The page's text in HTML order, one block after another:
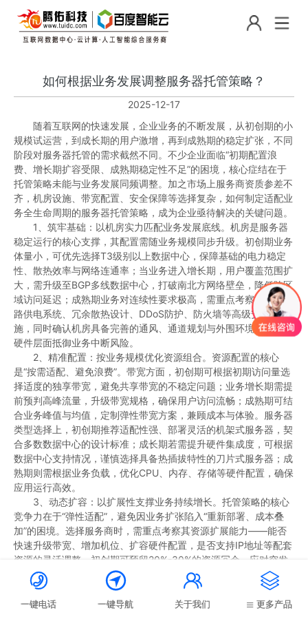
如何根据业务发展调整服务器托管策略？
2025-12-17
随着互联网的快速发展，企业业务的不断发展，从初创期的小
规模试运营，到成长期的用户激增，再到成熟期的稳定扩张，不同
阶段对服务器托管的需求截然不同。不少企业面临“初期配置浪
费、增长期扩容受限、成熟期稳定性不足”的困境，核心症结在于
托管策略未能与业务发展同频调整。加之市场上服务商资质参差不
齐，机房设施、带宽配置、安全保障等选择复杂，如何制定适配业
务全生命周期的服务器托管策略，成为企业亟待解决的关键问题。
1、筑牢基础：以机房实力匹配业务发展底线。机房是服务器
稳定运行的核心支撑，其配置需随业务规模同步升级。初创期业务
体量小，可优先选择T3级别以上数据中心，保障基础的电力稳定
性、散热效率与网络连通率；当业务进入增长期，用户覆盖范围扩
大，需升级至BGP多线数据中心，打破南北方网络壁垒，降低跨区
域访问延迟；成熟期业务对连续性要求极高，需重点考察机房的双
路供电系统、冗余散热设计、DDoS防护、防火墙等高级安全措
施，同时确认机房具备完善的通风、通道规划与外围环境管控，从
硬件层面抵御业务中断风险。
2、精准配置：按业务规模优化资源组合。资源配置的核心
是“按需适配、避免浪费”。带宽方面，初创期可根据初期访问量选
择适度的独享带宽，避免共享带宽的不稳定问题；业务增长期需提
前预判高峰流量，升级带宽规格，确保用户访问流畅；成熟期可结
合业务峰值与均值，定制弹性带宽方案，兼顾成本与体验。服务器
类型选择上，初创期推荐适配性强、部署灵活的机架式服务器，契
合多数数据中心的设计标准；成长期若需提升硬件集成度，可根据
数据中心支持情况，谨慎选择具备热插拔特性的刀片式服务器；成
熟期则需根据业务负载，优化CPU、内存、存储等硬件配置，确保
应用运行高效。
3、动态扩容：以扩展性支撑业务持续增长。托管策略的核心
竞争力在于“弹性适配”，避免因业务扩张陷入“重新部署、成本叠
加”的困境。选择服务商时，需重点考察其资源扩展能力——能否
快速升级带宽、增加机位、扩容硬件配置，是否支持IP地址等配套
资源的灵活调整。初创期可预留20%-30%的资源冗余，应对突发
增长；成长期需与服务商建立快速响应机制，确保峰值期资源即时
到位；成熟期可洽谈长期合作的弹性扩容方案，平衡稳定性与成本
可控性，同时建立完善的测试环境，确保每次策略调整都能安全落

一键电话

一键导航

关于我们

更多产品